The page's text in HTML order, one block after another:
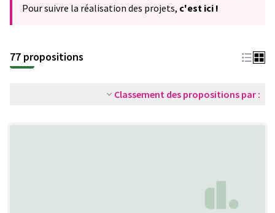
Pour suivre la réalisation des projets, c'est ici !
77 propositions
Classement des propositions par :